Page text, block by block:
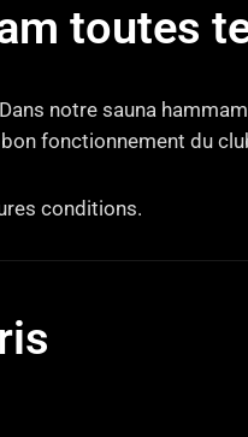
toutes
notre sauna
fonctionnement du
conditions.